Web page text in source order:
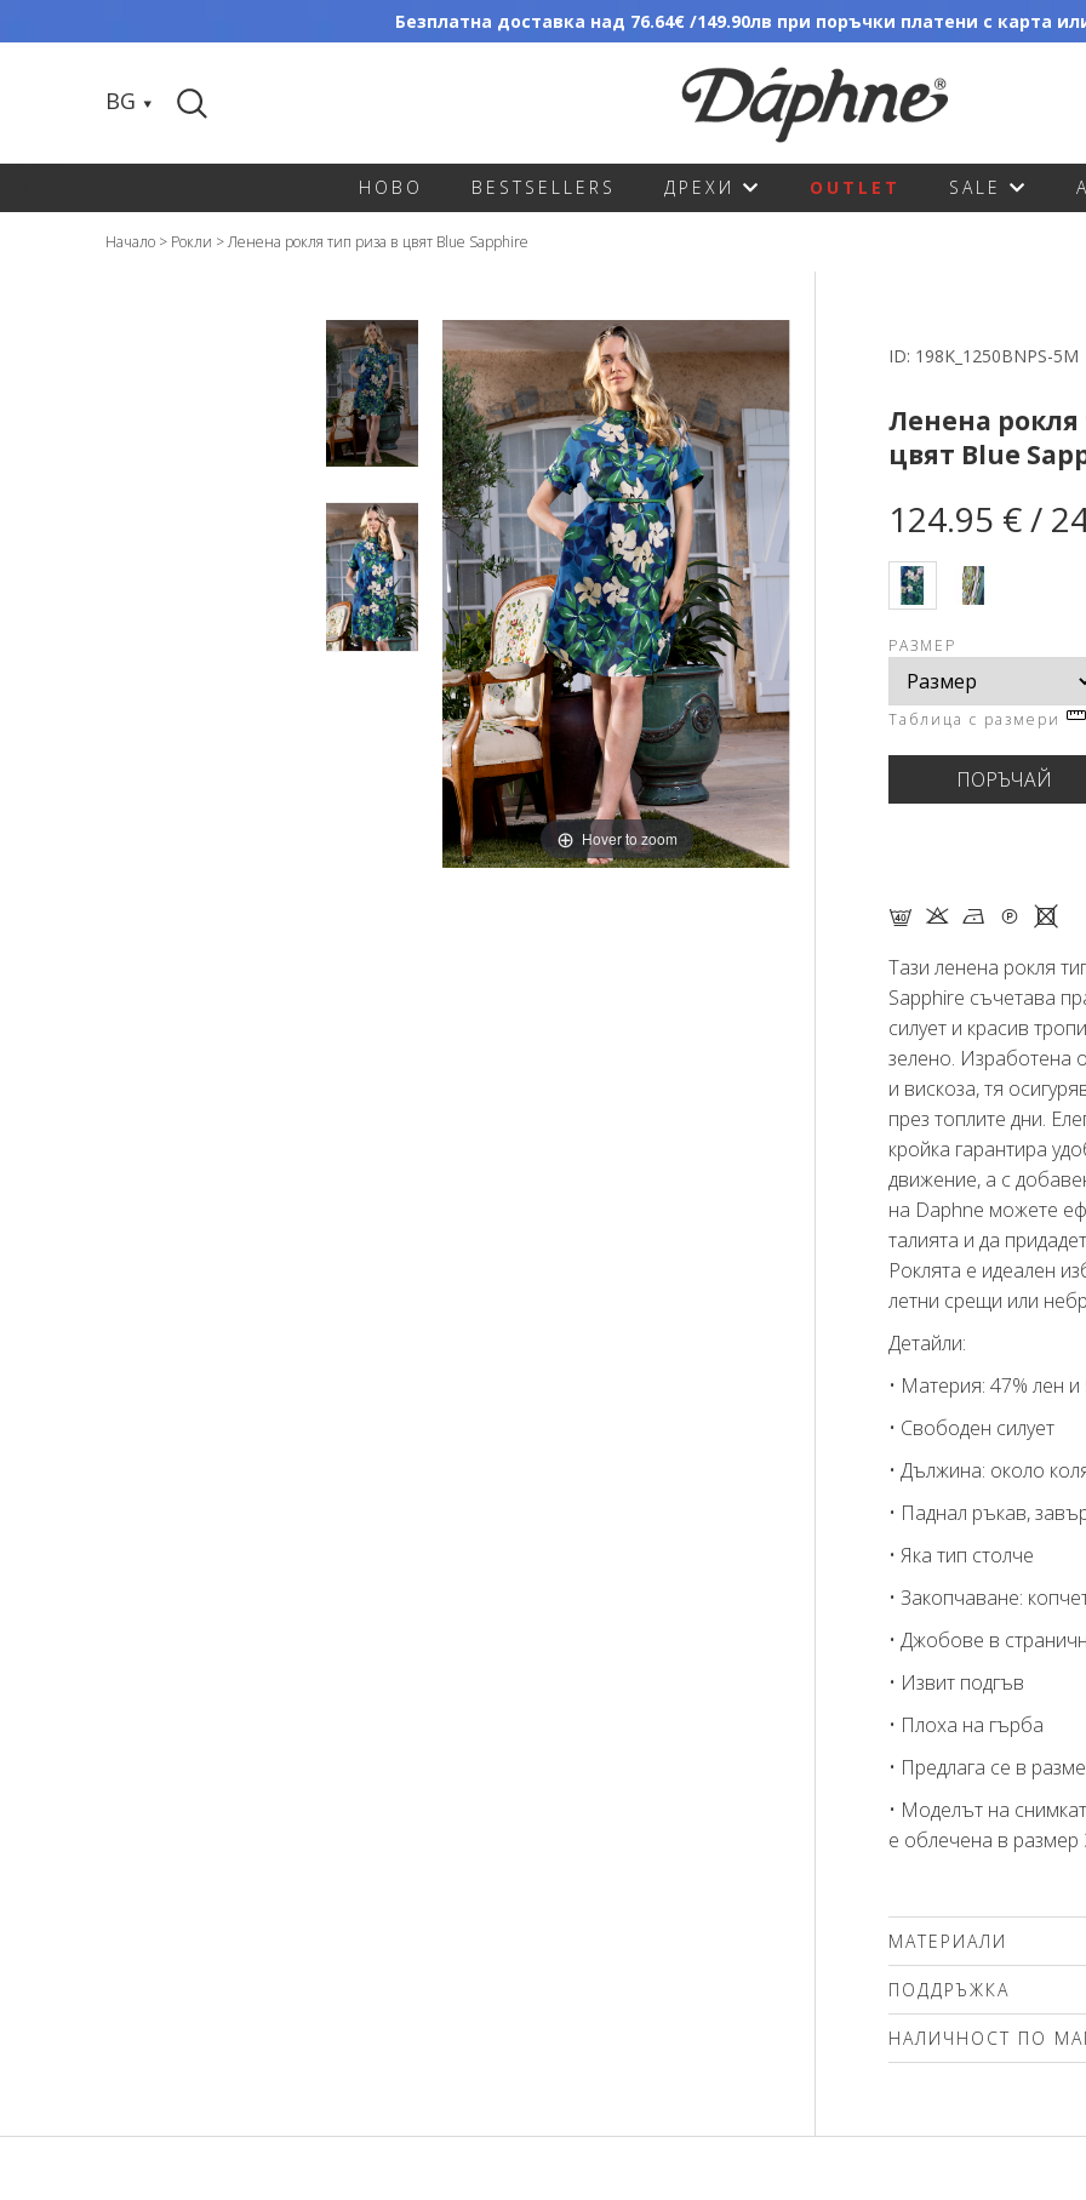
Безплатна доставка над 76.64€ /149.90лв при поръчки платени с карта
BG
НОВО BESTSELLERS ДРЕХИ OUTLET SALE
Начало > Рокли >Ленена рокля тип риза в цвят Blue Sapphire
Hover to zoom
ID: 198K_1250BNPS-5M
Ленена рокля
цвят Blue
124.95 € /
РАЗМЕР
Таблица с размери
F K N Q X
Тази ленена рокля
Sapphire съчетава
силует и красив
зелено. Изработена
и вискоза, тя
през топлите дни.
кройка гарантира
движение, а с
на Daphne можете
талията и да
Роклята е идеален
летни срещи или
Детайли:
• Материя: 47% лен и
• Свободен силует
• Дължина: около
• Паднал ръкав,
• Яка тип столче
• Закопчаване:
• Джобове в
• Извит подгъв
• Плоха на гърба
• Предлага се в
• Моделът на
е облечена в размер
МАТЕРИАЛИ
ПОДДРЪЖКА
(max.40'С ) с
чистене.
НАЛИЧНОСТ ПО